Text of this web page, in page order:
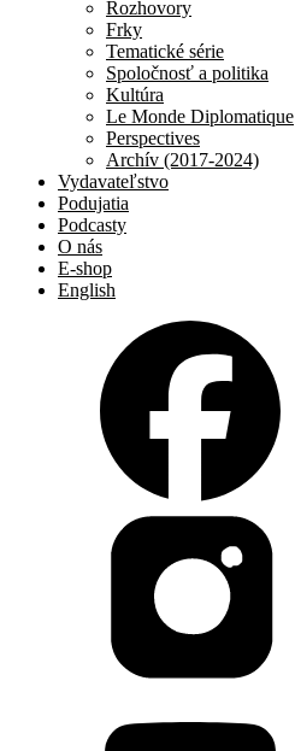
Rozhovory
Frky
Tematické série
Spoločnosť a politika
Kultúra
Le Monde Diplomatique
Perspectives
Archív (2017-2024)
Vydavateľstvo
Podujatia
Podcasty
O nás
E-shop
English